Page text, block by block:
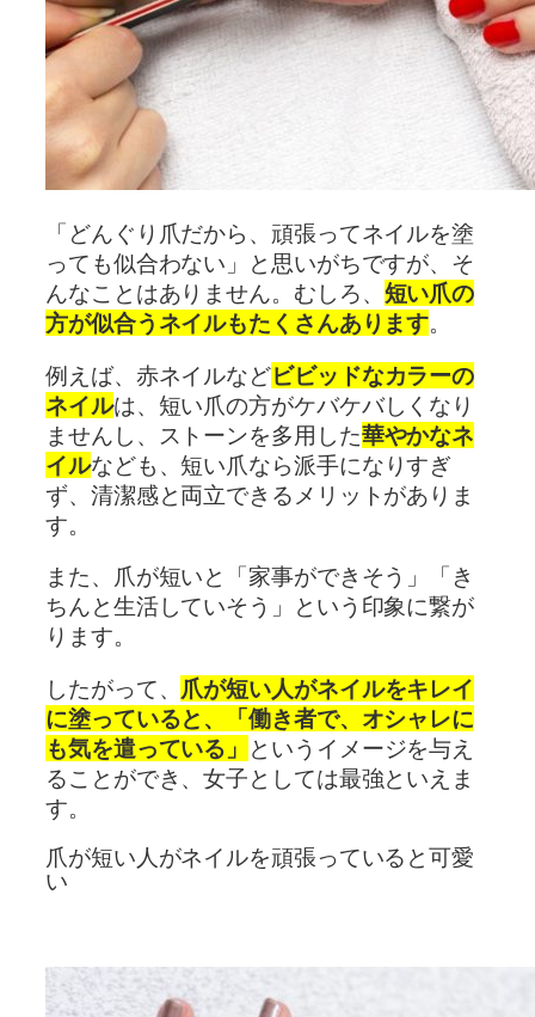
「どんぐり爪だから、頑張ってネイルを塗
っても似合わない」と思いがちですが、そ
んなことはありません。むしろ、 短い爪の
方が似合うネイルもたくさんあります。
例えば、赤ネイルなどビビッドなカラーの
ネイルは、短い爪の方がケバケバしくなり
ませんし、ストーンを多用した華やかなネ
イルなども、短い爪なら派手になりすぎ
ず、清潔感と両立できるメリットがありま
す。
また、爪が短いと「家事ができそう」「き
ちんと生活していそう」という印象に繋が
ります。
したがって、 爪が短い人がネイルをキレイ
に塗っていると、「働き者で、オシャレに
も気を遣っている」 というイメージを与え
ることができ、女子としては最強といえま
す。
爪が短い人がネイルを頑張っていると可愛
い